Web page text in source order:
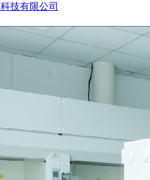
技有限公司